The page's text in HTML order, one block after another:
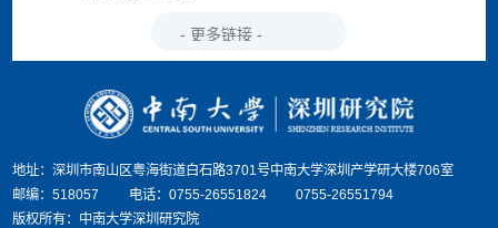
地址：深圳市南山区粤海街道白石路3701号中南大学深圳产学研大楼706室
邮编：518057
电话：0755-26551824
0755-26551794
版权所有：中南大学深圳研究院